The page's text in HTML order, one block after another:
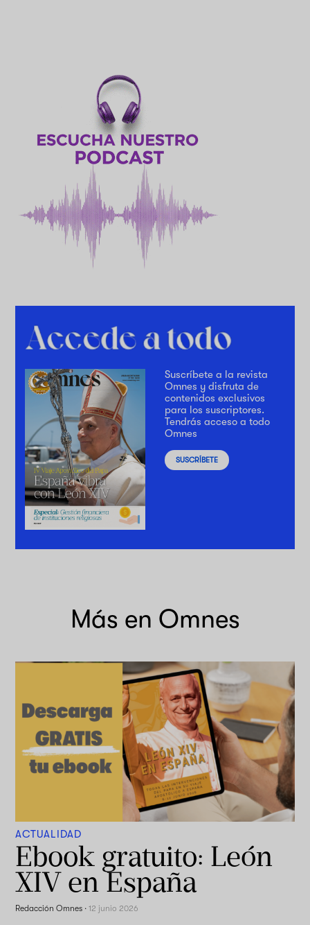
Suscríbete a la revista
Omnes y disfruta de
contenidos exclusivos
para los suscriptores.
Tendrás acceso a todo
Omnes
SUSCRÍBETE
Más en Omnes
ACTUALIDAD
Ebook gratuito: León
XIV en España
Redacción Omnes ·12 junio 2026